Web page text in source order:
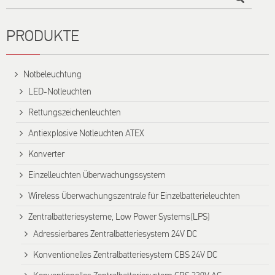
PRODUKTE
Notbeleuchtung
LED-Notleuchten
Rettungszeichenleuchten
Antiexplosive Notleuchten ATEX
Konverter
Einzelleuchten Überwachungssystem
Wireless Überwachungszentrale für Einzelbatterieleuchten
Zentralbatteriesysteme, Low Power Systems(LPS)
Adressierbares Zentralbatteriesystem 24V DC
Konventionelles Zentralbatteriesystem CBS 24V DC